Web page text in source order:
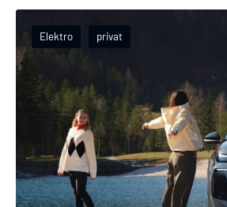
Elektro privat